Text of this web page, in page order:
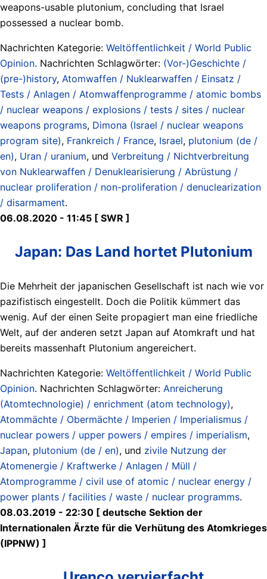
weapons-usable plutonium, concluding that Israel
possessed a nuclear bomb.
Nachrichten Kategorie: Weltöffentlichkeit / World Public
Opinion. Nachrichten Schlagwörter: (Vor-)Geschichte /
(pre-)history, Atomwaffen / Nuklearwaffen / Einsatz /
Tests / Anlagen / Atomwaffenprogramme / atomic bombs
/ nuclear weapons / explosions / tests / sites / nuclear
weapons programs, Dimona (Israel / nuclear weapons
program site), Frankreich / France, Israel, plutonium (de /
en), Uran / uranium, und Verbreitung / Nichtverbreitung
von Nuklearwaffen / Denuklearisierung / Abrüstung /
nuclear proliferation / non-proliferation / denuclearization
/ disarmament.
06.08.2020 - 11:45 [ SWR ]
Japan: Das Land hortet Plutonium
Die Mehrheit der japanischen Gesellschaft ist nach wie vor
pazifistisch eingestellt. Doch die Politik kümmert das
wenig. Auf der einen Seite propagiert man eine friedliche
Welt, auf der anderen setzt Japan auf Atomkraft und hat
bereits massenhaft Plutonium angereichert.
Nachrichten Kategorie: Weltöffentlichkeit / World Public
Opinion. Nachrichten Schlagwörter: Anreicherung
(Atomtechnologie) / enrichment (atom technology),
Atommächte / Obermächte / Imperien / Imperialismus /
nuclear powers / upper powers / empires / imperialism,
Japan, plutonium (de / en), und zivile Nutzung der
Atomenergie / Kraftwerke / Anlagen / Müll /
Atomprogramme / civil use of atomic / nuclear energy /
power plants / facilities / waste / nuclear programms.
08.03.2019 - 22:30 [ deutsche Sektion der
Internationalen Ärzte für die Verhütung des Atomkrieges
(IPPNW) ]